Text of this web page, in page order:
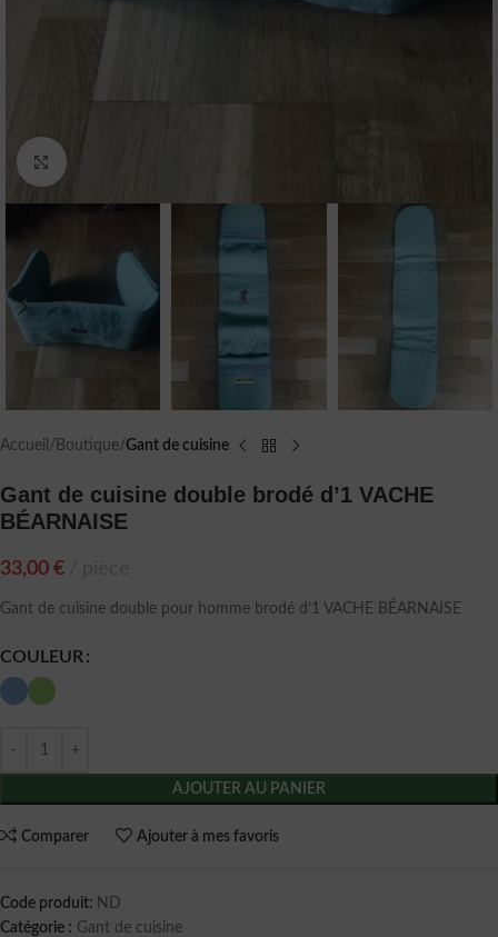
Accueil Boutique Gant de cuisine
Gant de cuisine double brodé d’1 VACHE
BÉARNAISE
33,00 €
Gant de cuisine double pour homme brodé d’1 VACHE BÉARNAISE
COULEUR
AJOUTER AU PANIER
Comparer Ajouter à mes favoris
Code produit: ND
Catégorie : Gant de cuisine